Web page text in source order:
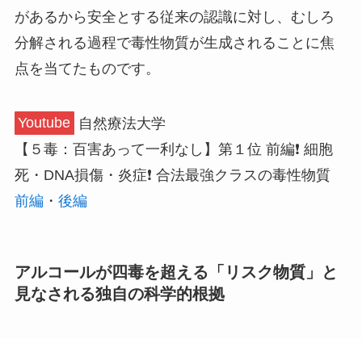
があるから安全とする従来の認識に対し、むしろ
分解される過程で毒性物質が生成されることに焦
点を当てたものです。
Youtube 自然療法大学
【５毒：百害あって一利なし】第１位 前編❗️ 細胞
死・DNA損傷・炎症❗️ 合法最強クラスの毒性物質
前編 ・ 後編
アルコールが四毒を超える 「リスク物質」と
見なされる独自の科学的根拠